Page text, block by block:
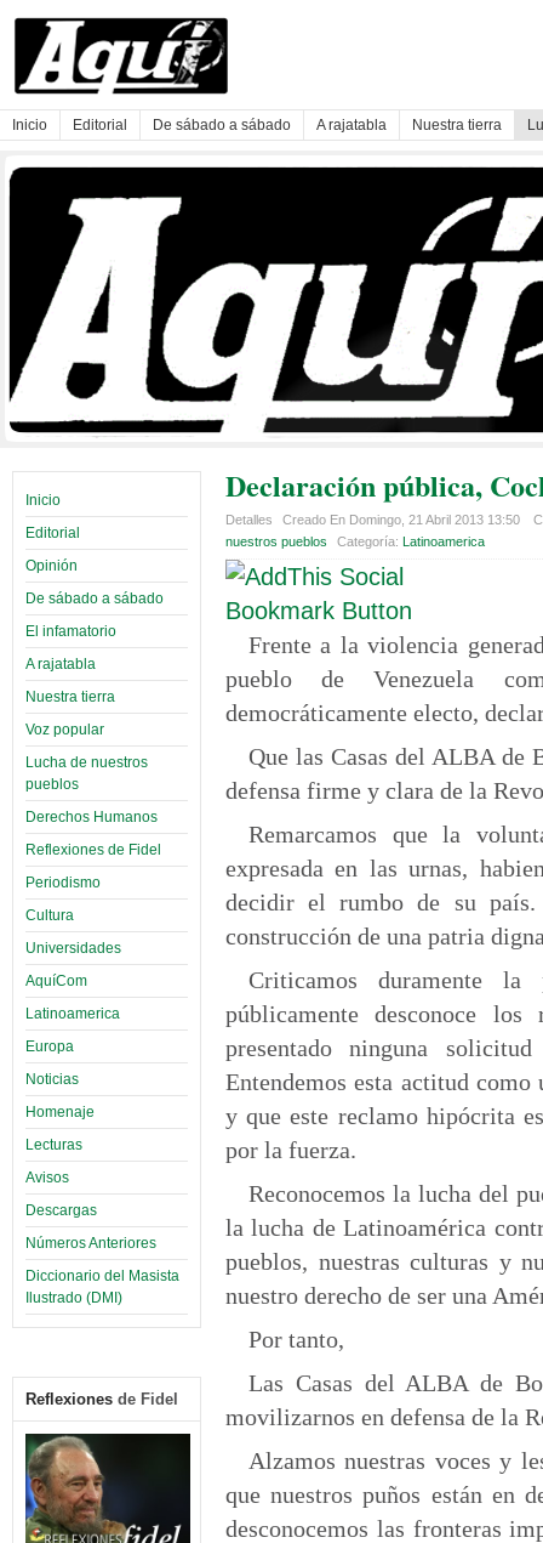
Inicio Editorial De sábado a sábado A rajatabla Nuestra tierra
Inicio
Editorial
Opinión
De sábado a sábado
El infamatorio
A rajatabla
Nuestra tierra
Voz popular
Lucha de nuestros
pueblos
Derechos Humanos
Reflexiones de Fidel
Periodismo
Cultura
Universidades
AquíCom
Latinoamerica
Europa
Noticias
Homenaje
Lecturas
Avisos
Descargas
Números Anteriores
Diccionario del Masista
Ilustrado (DMI)
Reflexiones de Fidel
Declaración pública,
Detalles Creado En Domingo, 21 Abril 2013 13:50
nuestros pueblos
Categoría: Latinoamerica
Frente a la violencia
pueblo de Venezuela
democráticamente electo,
Que las Casas del ALBA de
defensa firme y clara de la
Remarcamos que la
expresada en las urnas,
decidir el rumbo de su
construcción de una patria
Criticamos duramente
públicamente desconoce
presentado ninguna
Entendemos esta actitud
y que este reclamo hipócrita
por la fuerza.
Reconocemos la lucha del
la lucha de Latinoamérica
pueblos, nuestras culturas y
nuestro derecho de ser una
Por tanto,
Las Casas del ALBA de
movilizarnos en defensa de la
Alzamos nuestras voces y
que nuestros puños están en
desconocemos las fronteras